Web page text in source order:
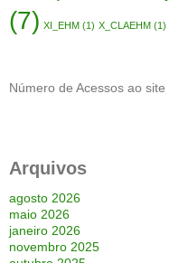
(7) XI_EHM (1) X_CLAEHM (1)
Número de Acessos ao site
Arquivos
agosto 2026
maio 2026
janeiro 2026
novembro 2025